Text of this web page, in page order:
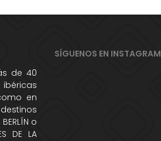
de 40
en
o
DE LA
SÍGUENOS EN INSTAGRAM